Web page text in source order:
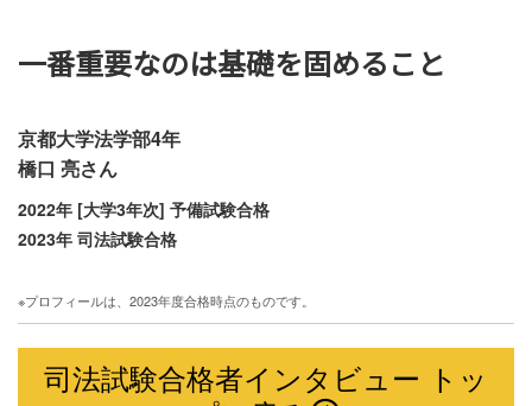
一番重要なのは基礎を固めること
京都大学法学部4年
橋口 亮さん
2022年 [大学3年次] 予備試験合格
2023年 司法試験合格
※プロフィールは、2023年度合格時点のものです。
司法試験合格者インタビュー トッ